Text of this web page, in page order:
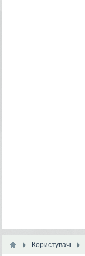
Користувачі